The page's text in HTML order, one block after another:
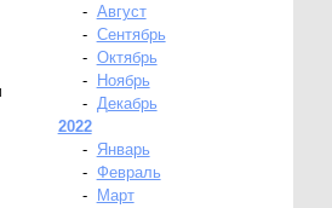
- Август
- Сентябрь
- Октябрь
-
Ноябрь
- Декабрь
2022
-
Январь
- Февраль
-
Март